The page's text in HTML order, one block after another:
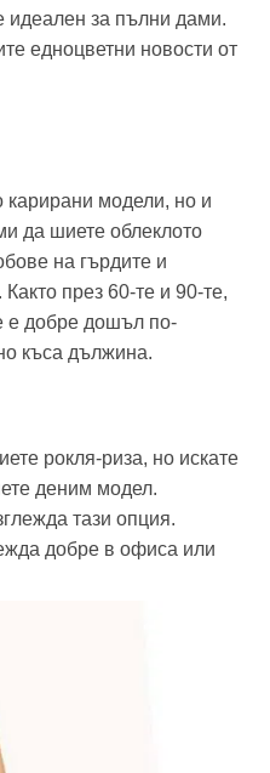
идеален за пълни дами.
едноцветни новости от
модели, но и
да шиете облеклото
на гърдите и
през 60-те и 90-те,
е добре дошъл по-
къса дължина.
рокля-риза, но искате
деним модел.
тази опция.
добре в офиса или